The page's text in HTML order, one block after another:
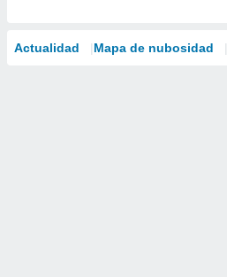
Actualidad Mapa de nubosidad